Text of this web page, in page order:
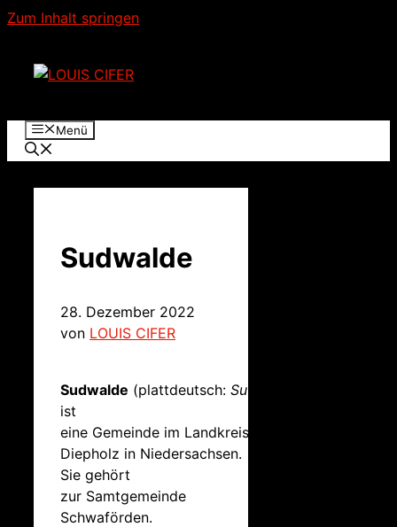
Zum Inhalt springen
Menü
Sudwalde
28. Dezember 2022
von LOUIS CIFER
Sudwalde (plattdeutsch: Suwohle
ist
eine Gemeinde im Landkreis
Diepholz in Niedersachsen.
Sie gehört
zur Samtgemeinde
Schwaförden.